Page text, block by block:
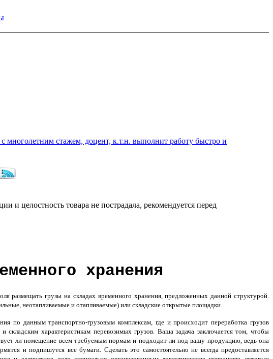
многолетним стажем, доцент, к.т.н. выполнит работу быстро и
и целостность товара не пострадала, рекомендуется перед
хранения
размещать грузы на складах временного хранения, предложенных данной структурой.
неотапливаемые и отапливаемые) или складские открытые площадки.
по данным транспортно-грузовым комплексам, где и происходит переработка грузов
характеристикам перевозимых грузов. Ваша задача заключается том, чтобы
ли помещение всем требуемым нормам и подходит ли под вашу продукцию, ведь она
и подпишутся все бумаги. Сделать это самостоятельно не всегда предоставляется